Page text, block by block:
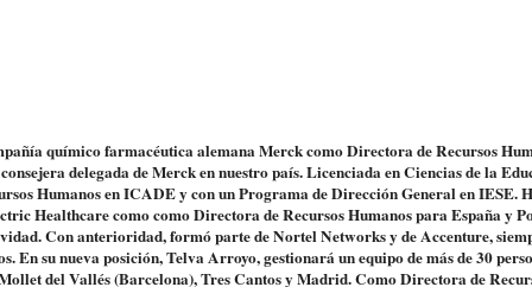
químico farmacéutica alemana Merck como Directora de Recursos
delegada de Merck en nuestro país. Licenciada en Ciencias de la
Humanos en ICADE y con un Programa de Dirección General en IESE.
Healthcare como como Directora de Recursos Humanos para España y
Con anterioridad, formó parte de Nortel Networks y de Accenture,
En su nueva posición, Telva Arroyo, gestionará un equipo de más de 30
del Vallés (Barcelona), Tres Cantos y Madrid. Como Directora de